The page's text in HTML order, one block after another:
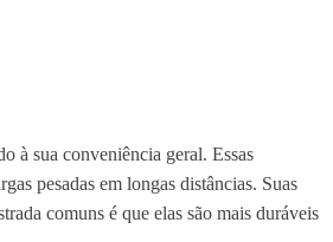
à sua conveniência geral. Essas
pesadas em longas distâncias. Suas
comuns é que elas são mais duráveis